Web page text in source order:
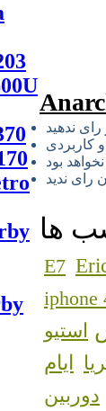
ندهید
رای ندید
ها
E7
iphone
استیو
ایام
دوربین